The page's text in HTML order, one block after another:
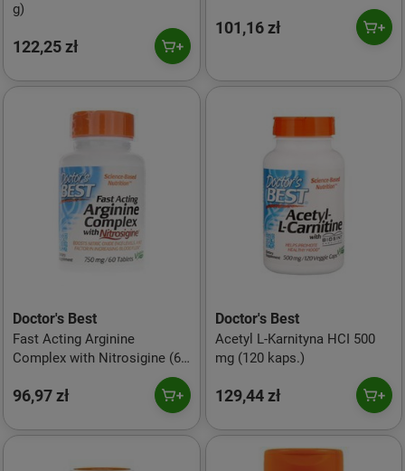
g)
122,25 zł
101,16 zł
Doctor's Best
Fast Acting Arginine
Complex with Nitrosigine (60
96,97 zł
Doctor's Best
Acetyl L-Karnityna HCI 500
mg (120 kaps.)
129,44 zł